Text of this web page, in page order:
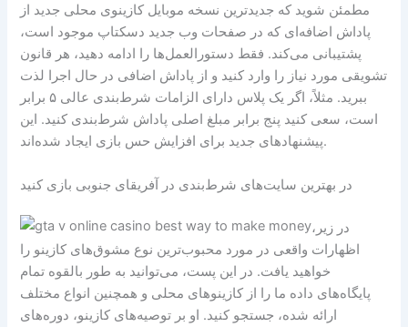
مطمئن شوید که جدیدترین نسخه موبایل کازینوی محلی جدید از
پاداش اضافه‌ای که در صفحات وب جدید دسکتاپ موجود است،
پشتیبانی می‌کند. فقط دستورالعمل‌ها را ادامه دهید، هر قانون
تشویقی مورد نیاز را وارد کنید و از پاداش اضافی در حال اجرا لذت
ببرید. مثلاً، اگر یک پلاس دارای الزامات شرط‌بندی عالی ۵ برابر
است، سعی کنید پنج برابر مبلغ اصلی پاداش شرط‌بندی کنید. این
پیشنهادهای جدید برای افزایش حس بازی ایجاد شده‌اند.
در بهترین سایت‌های شرط‌بندی در آفریقای جنوبی بازی کنید
در زیر،
اظهارات واقعی در مورد محبوب‌ترین نوع مشوق‌های کازینو را
خواهید یافت. در این پست، می‌توانید به طور بالقوه تمام
پایگاه‌های داده ما را از کازینوهای محلی و همچنین انواع مختلف
ارائه شده، جستجو کنید. او بر توصیه‌های کازینو، دوره‌های